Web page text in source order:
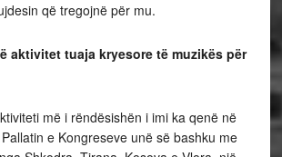
që tregojnë për mu.
aktivitet tuaja kryesore të muzikës për
më i rëndësishën i imi ka qenë në
e Kongreseve unë së bashku me